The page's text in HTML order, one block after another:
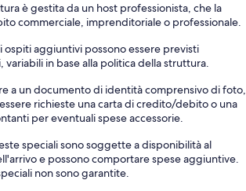
è gestita da un host professionista, che la
commerciale, imprenditoriale o professionale.
ospiti aggiuntivi possono essere previsti
variabili in base alla politica della struttura.
a un documento di identità comprensivo di foto,
richieste una carta di credito/debito o una
per eventuali spese accessorie.
speciali sono soggette a disponibilità al
e possono comportare spese aggiuntive.
non sono garantite.